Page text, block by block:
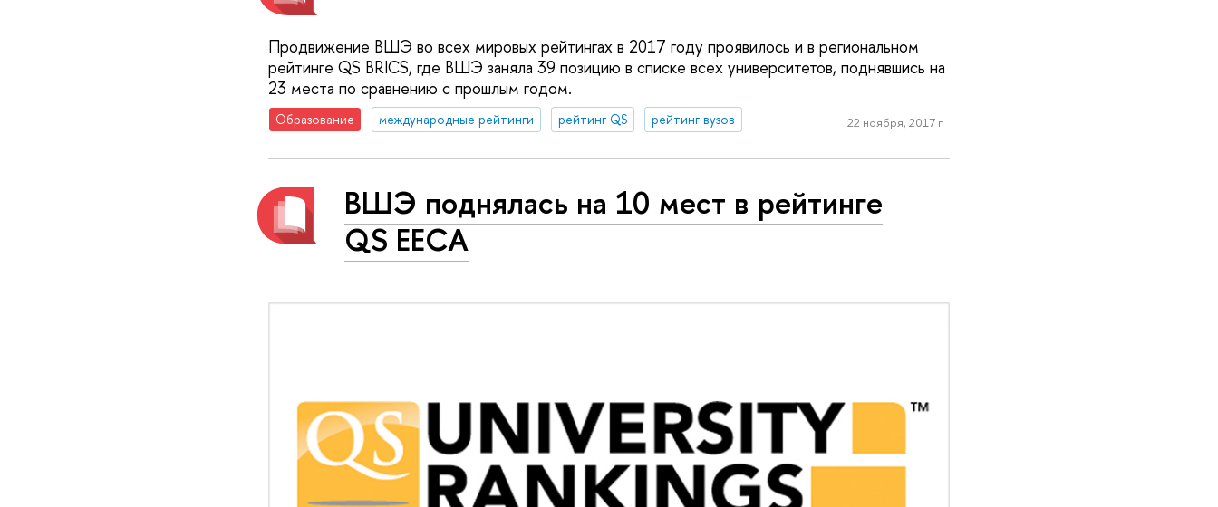
Продвижение ВШЭ во всех мировых рейтингах в 2017 году проявилось и в региональном
рейтинге QS BRICS, где ВШЭ заняла 39 позицию в списке всех университетов, поднявшись на
23 места по сравнению с прошлым годом.
Образование международные рейтинги рейтинг QS рейтинг вузов 22 ноября, 2017 г.
ВШЭ поднялась на 10 мест в рейтинге
QS EECA